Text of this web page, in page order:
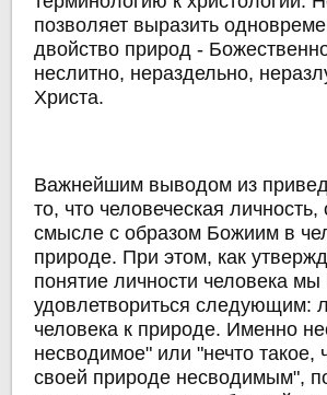
позволяет выразить
двойство природ -
неслитно, нераздельно,
Христа.
Важнейшим выводом из
то, что человеческая
смысле с образом Божиим в
природе. При этом, как
понятие личности человека
удовлетвориться следующим:
человека к природе. Именно
несводимое" или "нечто такое,
своей природе несводимым",